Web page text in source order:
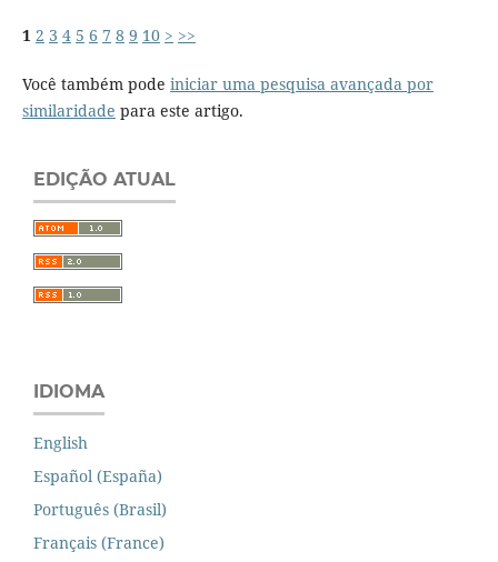
1 2 3 4 5 6 7 8 9 10 > >>
Você também pode iniciar uma pesquisa avançada por
similaridade para este artigo.
EDIÇÃO ATUAL
IDIOMA
English
Español (España)
Português (Brasil)
Français (France)